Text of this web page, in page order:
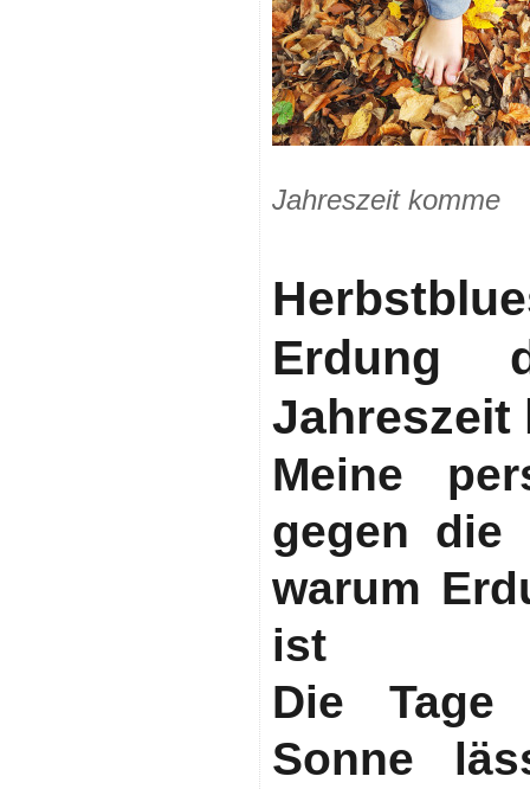
Jahreszeit komme
Erdung
Jahreszeit
Meine
gegen die
warum
ist
Die Tage
Sonne